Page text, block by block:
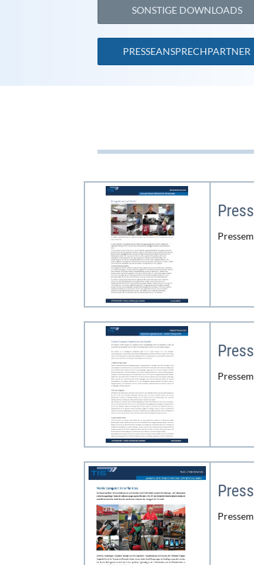
SONSTIGE DOWNLOADS
PRESSEANSPRECHPARTNER